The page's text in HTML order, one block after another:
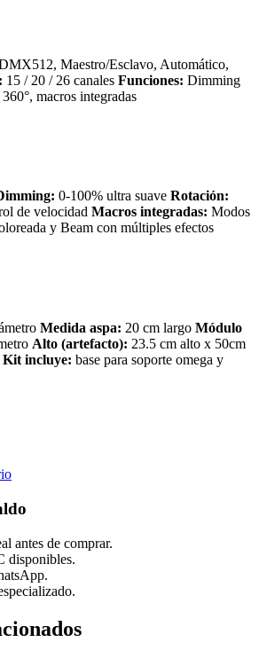
Maestro/Esclavo, Automático,
15 / 20 / 26 canales Funciones: Dimming
macros integradas
0-100% ultra suave Rotación:
de velocidad Macros integradas: Modos
y Beam con múltiples efectos
Medida aspa: 20 cm largo Módulo
Alto (artefacto): 23.5 cm alto x 50cm
Kit incluye: base para soporte omega y
antes de comprar.
disponibles.